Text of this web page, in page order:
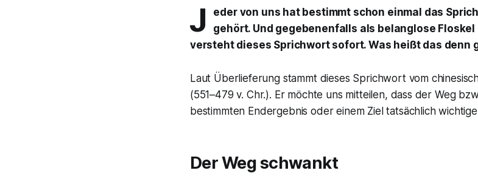
J eder von uns hat bestimmt schon einmal das
gehört. Und gegebenenfalls als belanglose
versteht dieses Sprichwort sofort. Was heißt das denn
Laut Überlieferung stammt dieses Sprichwort vom
(551–479 v. Chr.). Er möchte uns mitteilen, dass der Weg
bestimmten Endergebnis oder einem Ziel tatsächlich
Der Weg schwankt